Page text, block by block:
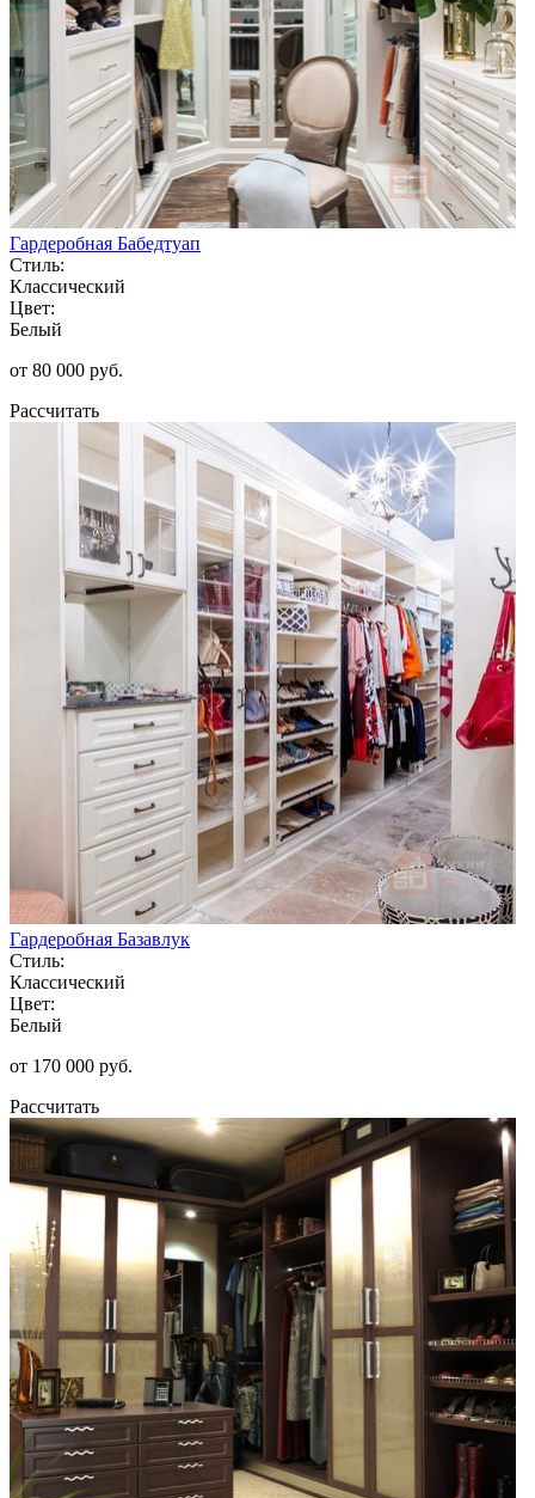
Гардеробная Бабедтуап
Стиль:
Классический
Цвет:
Белый
от 80 000 руб.
Рассчитать
Гардеробная Базавлук
Стиль:
Классический
Цвет:
Белый
от 170 000 руб.
Рассчитать